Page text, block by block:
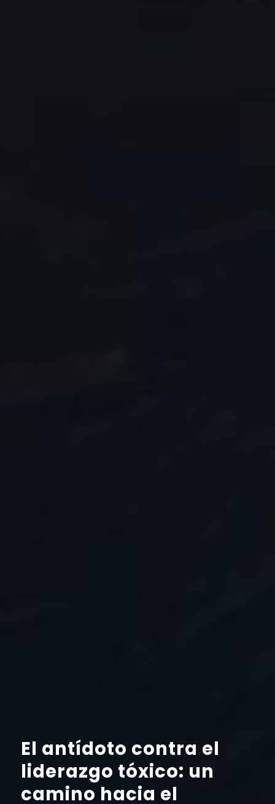
El antídoto contra el
liderazgo tóxico: un
camino hacia el